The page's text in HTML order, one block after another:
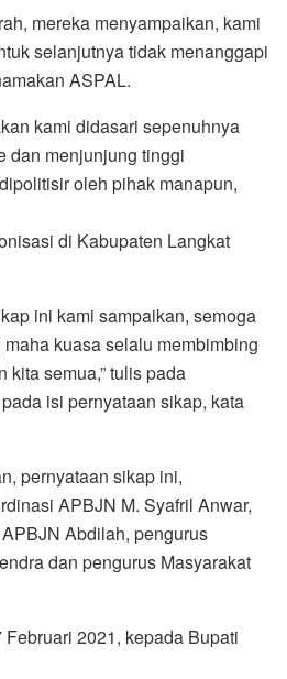
mereka menyampaikan, kami
selanjutnya tidak menanggapi
ASPAL.
kami didasari sepenuhnya
dan menjunjung tinggi
oleh pihak manapun,
di Kabupaten Langkat
ini kami sampaikan, semoga
kuasa selalu membimbing
kita semua,” tulis pada
isi pernyataan sikap, kata
pernyataan sikap ini,
APBJN M. Syafril Anwar,
Abdilah, pengurus
dan pengurus Masyarakat
2021, kepada Bupati